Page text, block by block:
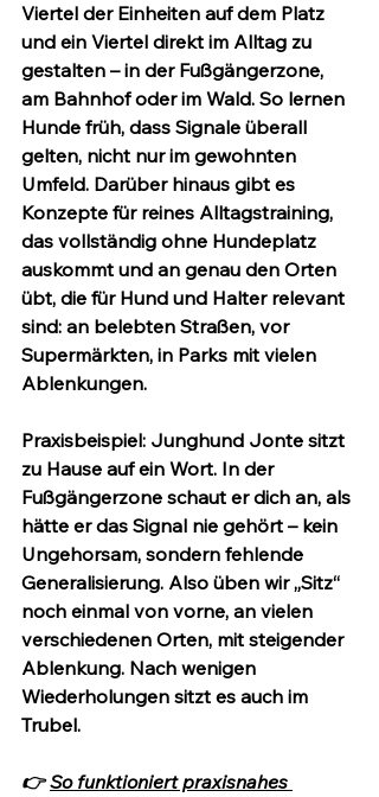
Viertel der Einheiten auf dem Platz
und ein Viertel direkt im Alltag zu
gestalten – in der Fußgängerzone,
am Bahnhof oder im Wald. So lernen
Hunde früh, dass Signale überall
gelten, nicht nur im gewohnten
Umfeld. Darüber hinaus gibt es
Konzepte für reines Alltagstraining,
das vollständig ohne Hundeplatz
auskommt und an genau den Orten
übt, die für Hund und Halter relevant
sind: an belebten Straßen, vor
Supermärkten, in Parks mit vielen
Ablenkungen.
Praxisbeispiel: Junghund Jonte sitzt
zu Hause auf ein Wort. In der
Fußgängerzone schaut er dich an, als
hätte er das Signal nie gehört – kein
Ungehorsam, sondern fehlende
Generalisierung. Also üben wir „Sitz“
noch einmal von vorne, an vielen
verschiedenen Orten, mit steigender
Ablenkung. Nach wenigen
Wiederholungen sitzt es auch im
Trubel.
👉 So funktioniert praxisnahes